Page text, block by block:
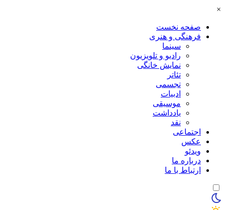
×
صفحه نخست
فرهنگی و هنری
سینما
رادیو و تلویزیون
نمایش خانگی
تئاتر
تجسمی
ادبیات
موسیقی
یادداشت
نقد
اجتماعی
عکس
ویدئو
درباره ما
ارتباط با ما